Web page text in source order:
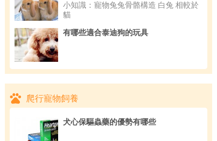
小知識：寵物兔兔骨骼構造 白兔 相較於
貓
有哪些適合泰迪狗的玩具
爬行寵物飼養
犬心保驅蟲藥的優勢有哪些